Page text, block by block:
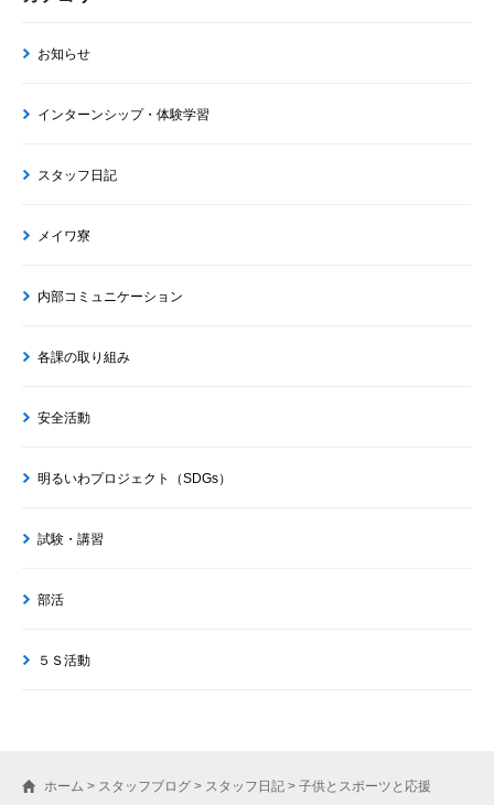
お知らせ
インターンシップ・体験学習
スタッフ日記
メイワ寮
内部コミュニケーション
各課の取り組み
安全活動
明るいわプロジェクト（SDGs）
試験・講習
部活
５Ｓ活動
ホーム > スタッフブログ > スタッフ日記 > 子供とスポーツと応援